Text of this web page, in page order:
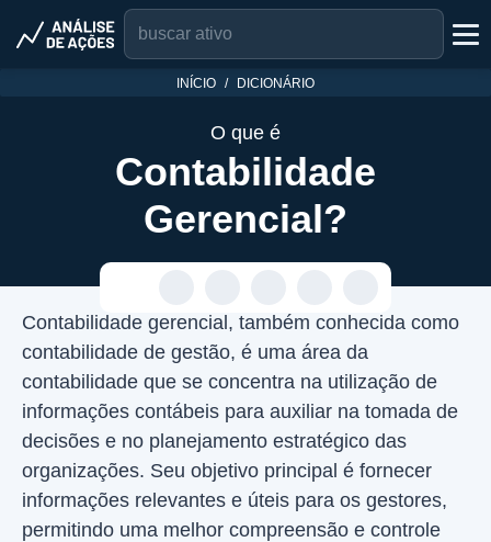
INÍCIO DICIONÁRIO
O que é
Contabilidade
Gerencial?
Contabilidade gerencial, também conhecida como
contabilidade de gestão, é uma área da
contabilidade que se concentra na utilização de
informações contábeis para auxiliar na tomada de
decisões e no planejamento estratégico das
organizações. Seu objetivo principal é fornecer
informações relevantes e úteis para os gestores,
permitindo uma melhor compreensão e controle